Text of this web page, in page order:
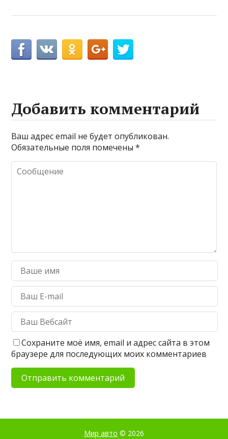
Добавить комментарий
Ваш адрес email не будет опубликован.
Обязательные поля помечены*
Сохраните моё имя, email и адрес сайта в этом
браузере для последующих моих комментариев
Мир авто © 2026